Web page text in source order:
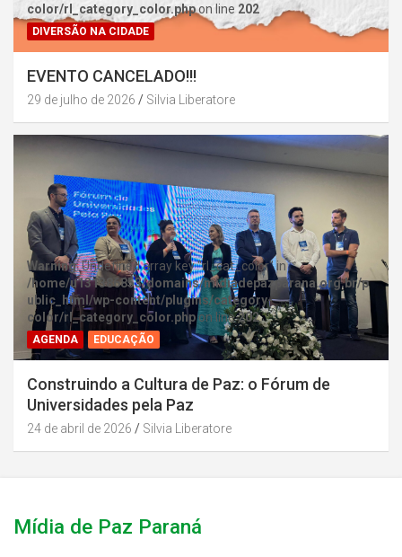
color/rl_category_color.phpon line 202
DIVERSÃO NA CIDADE
EVENTO CANCELADO!!!
29 de julho de 2026 Silvia Liberatore
Warning: Undefined array key "rl_cat_color" in
/home/u131386853/domains/midiadepazparana.org.br/p
ublic_html/wp-content/plugins/category-
color/rl_category_color.phpon line202
AGENDA EDUCAÇÃO
Construindo a Cultura de Paz: o Fórum de
Universidades pela Paz
24 de abril de 2026 Silvia Liberatore
Mídia de Paz Paraná